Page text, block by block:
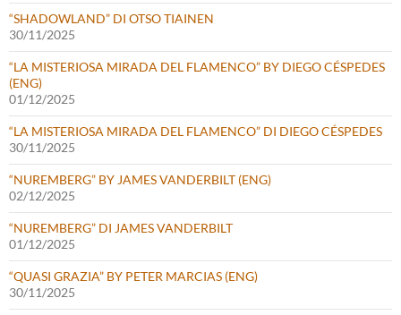
“SHADOWLAND” DI OTSO TIAINEN
30/11/2025
“LA MISTERIOSA MIRADA DEL FLAMENCO” BY DIEGO CÉSPEDES
(ENG)
01/12/2025
“LA MISTERIOSA MIRADA DEL FLAMENCO” DI DIEGO CÉSPEDES
30/11/2025
“NUREMBERG” BY JAMES VANDERBILT (ENG)
02/12/2025
“NUREMBERG” DI JAMES VANDERBILT
01/12/2025
“QUASI GRAZIA” BY PETER MARCIAS (ENG)
30/11/2025